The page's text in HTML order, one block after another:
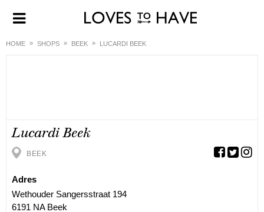
HOME SHOPS BEEK LUCARDI BEEK
Lucardi Beek
BEEK
Adres
Wethouder Sangersstraat 194
6191 NA Beek